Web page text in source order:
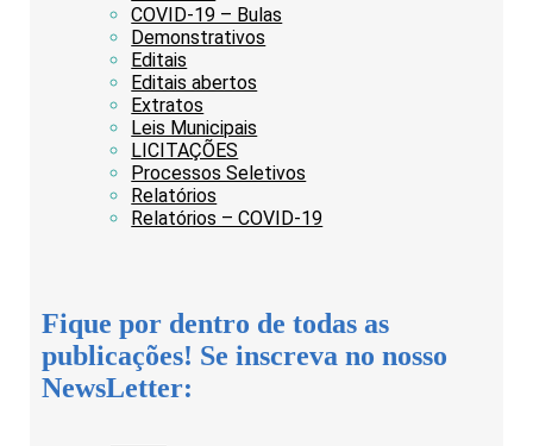
COVID-19 – Bulas
Demonstrativos
Editais
Editais abertos
Extratos
Leis Municipais
LICITAÇÕES
Processos Seletivos
Relatórios
Relatórios – COVID-19
Fique por dentro de todas as
publicações! Se inscreva no nosso
NewsLetter: